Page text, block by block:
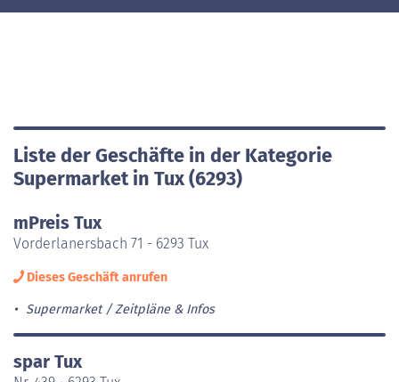
Liste der Geschäfte in der Kategorie
Supermarket in Tux (6293)
mPreis Tux
Vorderlanersbach 71 - 6293 Tux
Dieses Geschäft anrufen
Supermarket Zeitpläne & Infos
spar Tux